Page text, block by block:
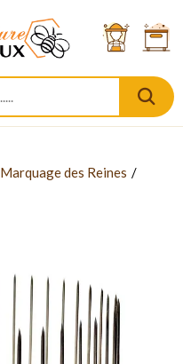
Marquage des Reines